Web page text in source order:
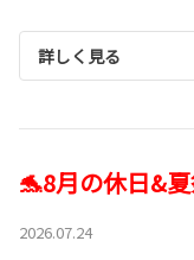
詳しく見る
🐬8月の休日&
2026.07.24